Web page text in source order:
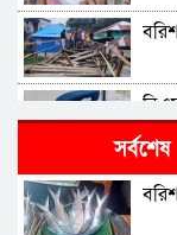
হয়:
সর্বশেষ